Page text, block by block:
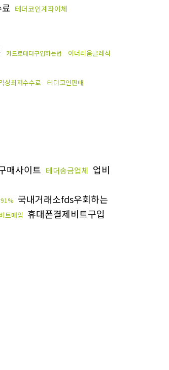
테더코인계좌이체
카드로테더구입하는법
이더리움클레식
싱최저수수료
테더코인판매
매사이트 테더송금업체 업비
국내거래소fds우회하는
비트매입 휴대폰결제비트구입